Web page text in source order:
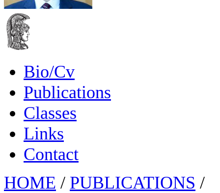
Bio/Cv
Publications
Classes
Links
Contact
HOME / PUBLICATIONS /